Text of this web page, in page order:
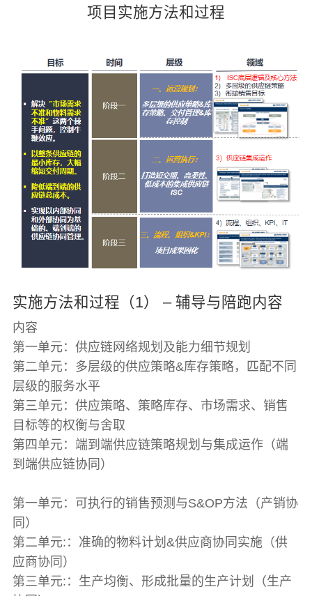
项目实施方法和过程
实施方法和过程（1） – 辅导与陪跑内容
内容
第一单元：供应链网络规划及能力细节规划
第二单元：多层级的供应策略&库存策略，匹配不同
层级的服务水平
第三单元：供应策略、策略库存、市场需求、销售
目标等的权衡与舍取
第四单元：端到端供应链策略规划与集成运作（端
到端供应链协同）
第一单元：可执行的销售预测与S&OP方法（产销协
同）
第二单元:：准确的物料计划&供应商协同实施（供
应商协同）
第三单元:：生产均衡、形成批量的生产计划（生产